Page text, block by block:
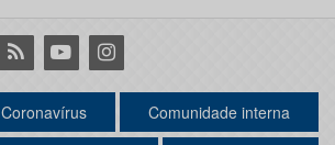
RSS YoutubeInstagram
Coronavírus Comunidade interna